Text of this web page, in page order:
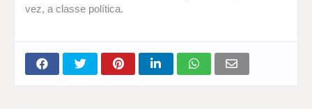
vez, a classe política.